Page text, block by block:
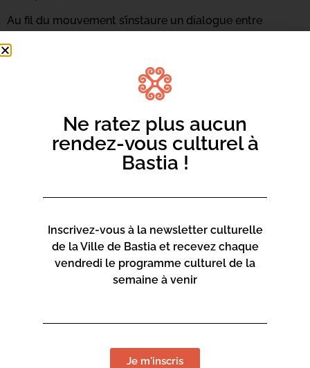
Au fil du mouvement s’instaure un dialogue entre
quelque part dans une temporalité condensée, un
Réalisation : Stéphane Broc
Interprétation : Hélène Taddei Lawson
Musiques : Satoshi Ashikawa, Hiroshi Yoshimura
Production : Cie Art Mouv’
Durée : 20 minutes
Ne ratez plus aucun
rendez-vous culturel à
Bastia !
Inscrivez-vous à la newsletter culturelle
de la Ville de Bastia et recevez chaque
vendredi le programme culturel de la
semaine à venir
Je m'inscris